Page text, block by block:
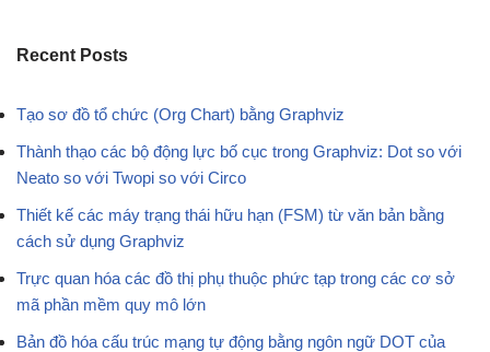
Recent Posts
Tạo sơ đồ tổ chức (Org Chart) bằng Graphviz
Thành thạo các bộ động lực bố cục trong Graphviz: Dot so với
Neato so với Twopi so với Circo
Thiết kế các máy trạng thái hữu hạn (FSM) từ văn bản bằng
cách sử dụng Graphviz
Trực quan hóa các đồ thị phụ thuộc phức tạp trong các cơ sở
mã phần mềm quy mô lớn
Bản đồ hóa cấu trúc mạng tự động bằng ngôn ngữ DOT của